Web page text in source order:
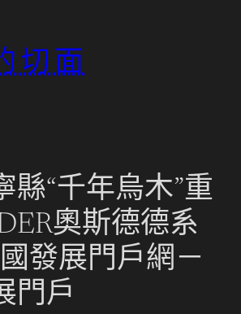
切面
縣“千年烏木”重
奧斯德德系
發展門戶網－
門戶